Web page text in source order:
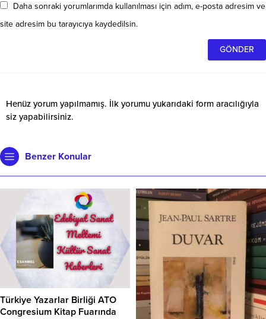
Daha sonraki yorumlarımda kullanılması için adım, e-posta adresim ve
site adresim bu tarayıcıya kaydedilsin.
Henüz yorum yapılmamış. İlk yorumu yukarıdaki form aracılığıyla
siz yapabilirsiniz.
Benzer Konular
Türkiye Yazarlar Birliği ATO
Congresium Kitap Fuarında